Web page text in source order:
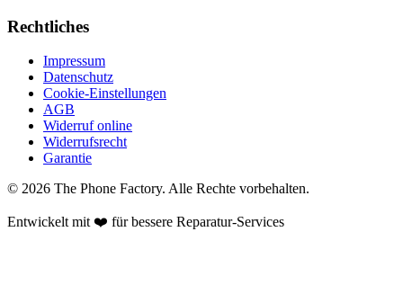
Rechtliches
Impressum
Datenschutz
Cookie-Einstellungen
AGB
Widerruf online
Widerrufsrecht
Garantie
© 2026 The Phone Factory. Alle Rechte vorbehalten.
Entwickelt mit ❤️ für bessere Reparatur-Services